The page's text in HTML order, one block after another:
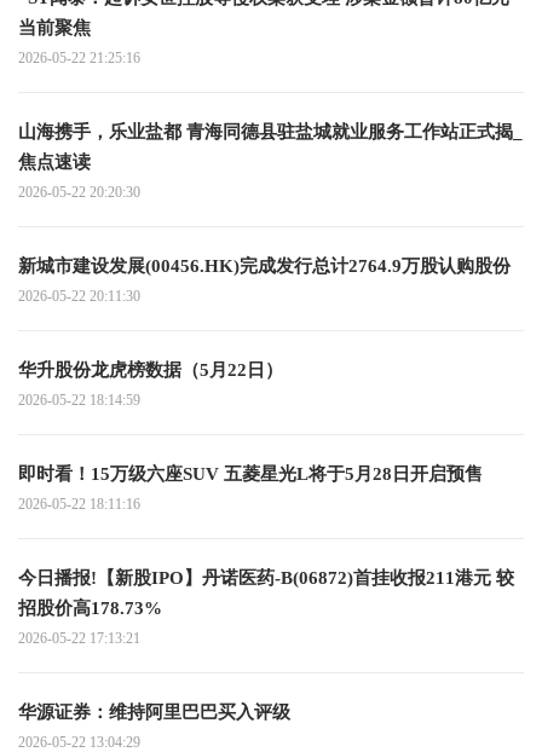
当前聚焦
2026-05-22 21:25:16
山海携手，乐业盐都 青海同德县驻盐城就业服务工作站正式揭_
焦点速读
2026-05-22 20:20:30
新城市建设发展(00456.HK)完成发行总计2764.9万股认购股份
2026-05-22 20:11:30
华升股份龙虎榜数据（5月22日）
2026-05-22 18:14:59
即时看！15万级六座SUV 五菱星光L将于5月28日开启预售
2026-05-22 18:11:16
今日播报!【新股IPO】丹诺医药-B(06872)首挂收报211港元 较
招股价高178.73%
2026-05-22 17:13:21
华源证券：维持阿里巴巴买入评级
2026-05-22 13:04:29